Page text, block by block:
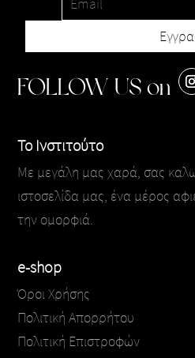
FOLLOW US on
Το Ινστιτούτο
Με μεγάλη μας χαρά, σας
ιστοσελίδα μας, ένα μέρος
την ομορφιά.
e-shop
Όροι Χρήσης
Πολιτική Απορρήτου
Πολιτική Επιστροφών